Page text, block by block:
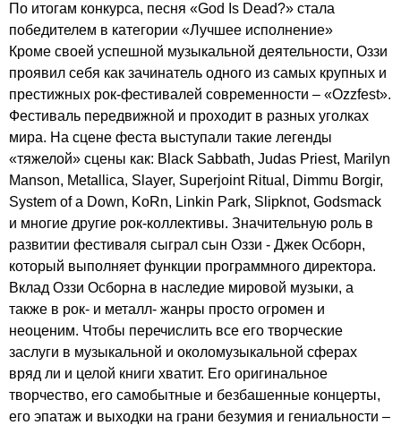
По итогам конкурса, песня «God Is Dead?» стала
победителем в категории «Лучшее исполнение»
Кроме своей успешной музыкальной деятельности, Оззи
проявил себя как зачинатель одного из самых крупных и
престижных рок-фестивалей современности – «Ozzfest».
Фестиваль передвижной и проходит в разных уголках
мира. На сцене феста выступали такие легенды
«тяжелой» сцены как: Black Sabbath, Judas Priest, Marilyn
Manson, Metallica, Slayer, Superjoint Ritual , Dimmu Borgir,
System of a Down, KoRn, Linkin Park, Slipknot, Godsmack
и многие другие рок-коллективы. Значительную роль в
развитии фестиваля сыграл сын Оззи - Джек Осборн,
который выполняет функции программного директора.
Вклад Оззи Осборна в наследие мировой музыки, а
также в рок- и металл- жанры просто огромен и
неоценим. Чтобы перечислить все его творческие
заслуги в музыкальной и околомузыкальной сферах
вряд ли и целой книги хватит. Его оригинальное
творчество, его самобытные и безбашенные концерты,
его эпатаж и выходки на грани безумия и гениальности –